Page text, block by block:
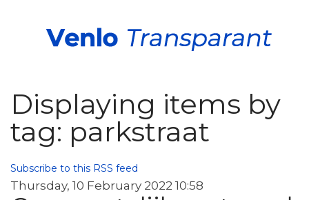
Displaying items by
tag: parkstraat
Subscribe to this RSS feed
Thursday, 10 February 2022 10:58